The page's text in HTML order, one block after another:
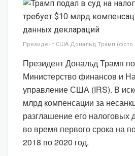
Президент США Дональд Трамп (фото
Президент Дональд Трамп
Министерство финансов и
управление США (IRS). В
млрд компенсации за
разглашение его налоговых
во время первого срока на
2018 по 2020 год.